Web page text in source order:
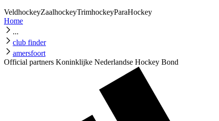
VeldhockeyZaalhockeyTrimhockeyParaHockey
Home
...
club finder
amersfoort
Official partners Koninklijke Nederlandse Hockey Bond